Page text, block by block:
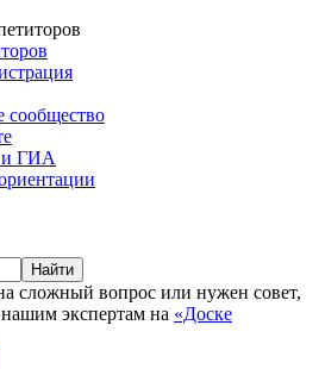
сообщество
и ГИА
Найти
сложный вопрос или нужен совет,
экспертам на «Доске